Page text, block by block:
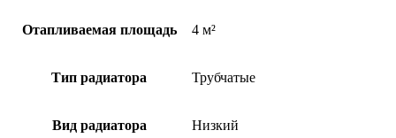
Отапливаемая площадь 4 м²
Тип радиатора Трубчатые
Вид радиатора Низкий